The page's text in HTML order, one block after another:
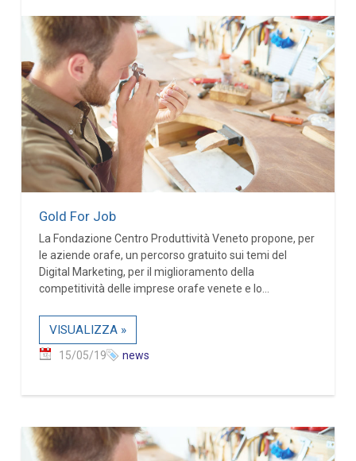
Gold For Job
La Fondazione Centro Produttività Veneto propone, per
le aziende orafe, un percorso gratuito sui temi del
Digital Marketing, per il miglioramento della
competitività delle imprese orafe venete e lo...
VISUALIZZA »
15/05/19 news